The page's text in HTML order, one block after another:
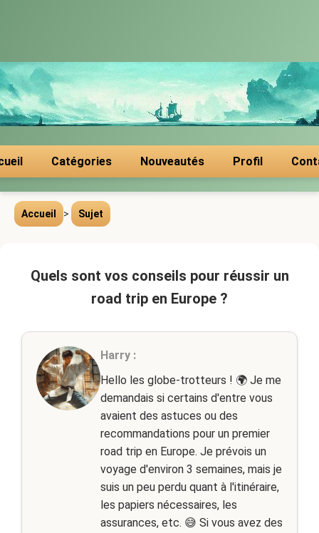
Catégories Nouveautés Profil
Accueil > Sujet
Quels sont vos conseils pour réussir un
road trip en Europe ?
Harry :
Hello les globe-trotteurs ! 🌍 Je me
demandais si certains d'entre vous
avaient des astuces ou des
recommandations pour un premier
road trip en Europe. Je prévois un
voyage d'environ 3 semaines, mais je
suis un peu perdu quant à l'itinéraire,
les papiers nécessaires, les
assurances, etc. 😅 Si vous avez des